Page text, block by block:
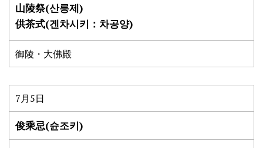
山陵祭(산릉제)
供茶式(겐차시키：차공양)
御陵・大佛殿
7月5日
俊乘忌(슌조키)